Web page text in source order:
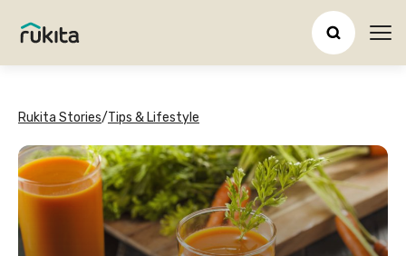
Rukita Stories/Tips & Lifestyle